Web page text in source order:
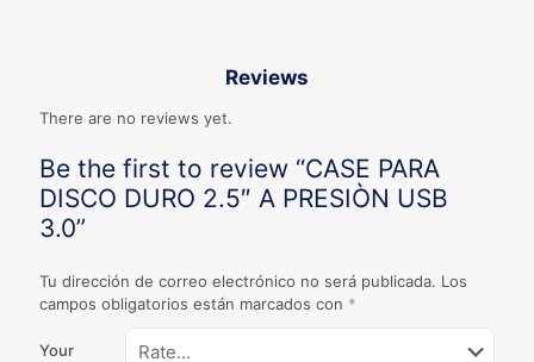
Reviews
There are no reviews yet.
Be the first to review “CASE PARA
DISCO DURO 2.5″ A PRESIÒN USB
3.0”
Tu dirección de correo electrónico no será publicada. Los
campos obligatorios están marcados con *
Your